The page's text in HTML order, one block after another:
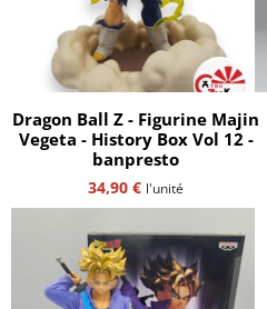
Dragon Ball Z - Figurine Majin
Vegeta - History Box Vol 12 -
banpresto
34,90 € l'unité